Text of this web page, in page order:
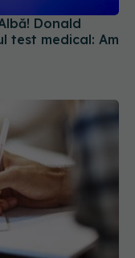
Donald
test medical: Am